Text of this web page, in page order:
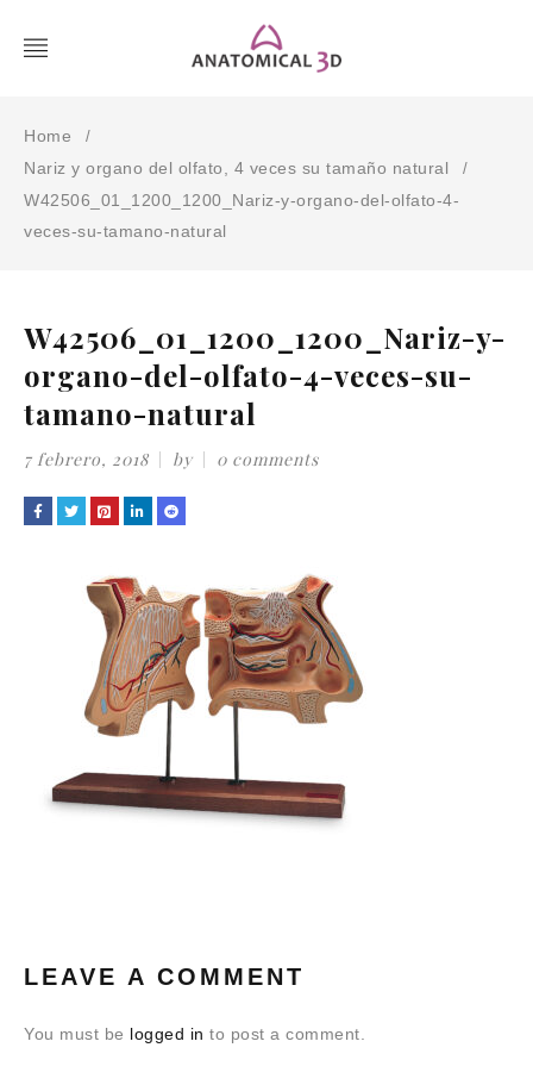
Home /
Nariz y organo del olfato, 4 veces su tamaño natural /
W42506_01_1200_1200_Nariz-y-organo-del-olfato-4-
veces-su-tamano-natural
W42506_01_1200_1200_Nariz-y-
organo-del-olfato-4-veces-su-
tamano-natural
7 febrero, 2018 by 0 comments
LEAVE A COMMENT
You must be logged in to post a comment.